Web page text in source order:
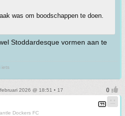
was om boodschappen te doen.
Stoddardesque vormen aan te
iets
2026 @ 18:51 • 17
Dockers FC